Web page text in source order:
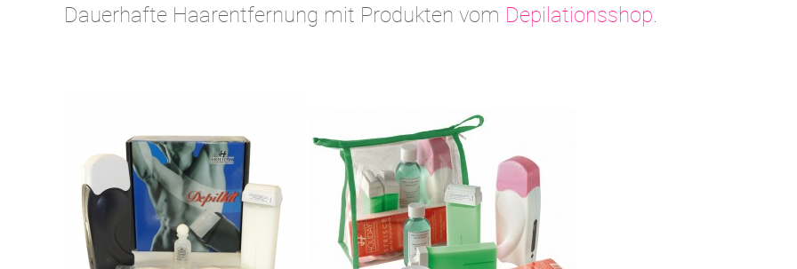
Dauerhafte Haarentfernung mit Produkten vom Depilationsshop.